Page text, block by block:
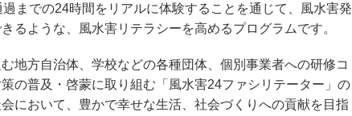
までの24時間をリアルに体験することを通じて、風水害発
るような、風水害リテラシーを高めるプログラムです。
地方自治体、学校などの各種団体、個別事業者への研修コ
の普及・啓蒙に取り組む「風水害24ファシリテーター」の
において、豊かで幸せな生活、社会づくりへの貢献を目指